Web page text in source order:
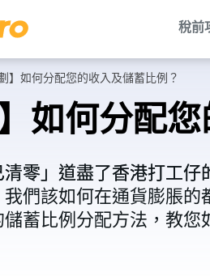
稅前
】如何分配您的收入及儲蓄比例？
如何分配
清零」道盡了香港打工
們該如何在通貨膨脹
蓄比例分配方法，教
清零」道盡了香港打工
們該如何在通貨膨脹
蓄比例分配方法，教